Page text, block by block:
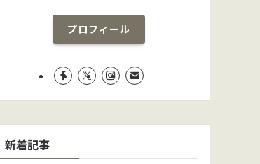
プロフィール
新着記事